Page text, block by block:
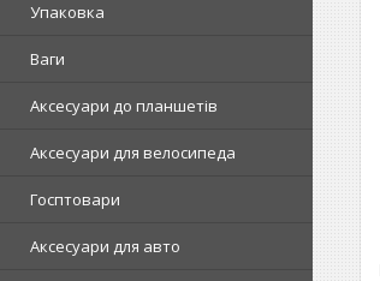
Упаковка
Ваги
Аксесуари до планшетів
Аксесуари для велосипеда
Госптовари
Аксесуари для авто